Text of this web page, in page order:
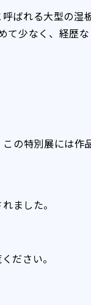
ばれる大型の湿
て少なく、経歴
の特別展には作
ました。
ださい。